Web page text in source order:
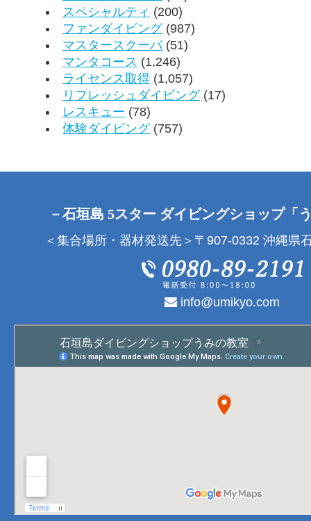
スペシャルティ (200)
ファンダイビング(987)
マスタースクーバ(51)
マンタコース (1,246)
ライセンス取得 (1,057)
リフレッシュダイビング(17)
レスキュー (78)
体験ダイビング(757)
－石垣島 5スター ダイビングショップ「
＜集合場所・器材発送先＞〒907-0332 沖縄県
info@umikyo.com